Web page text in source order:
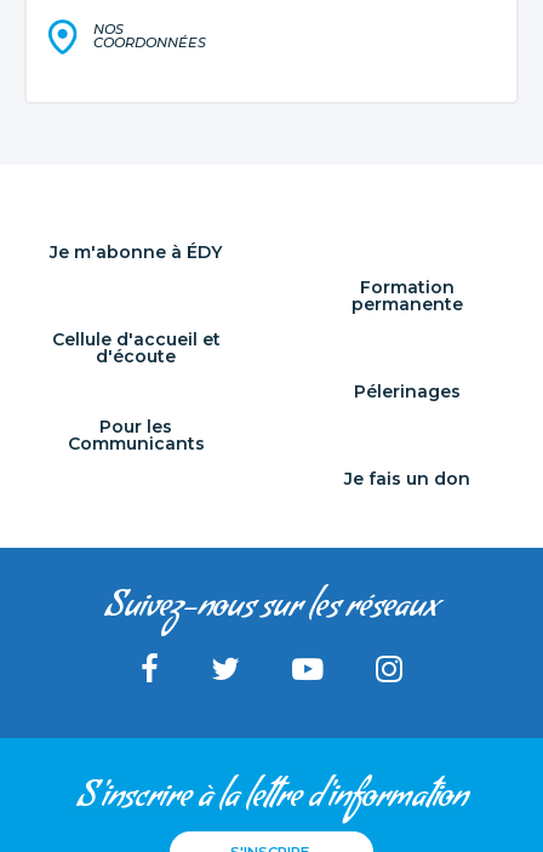
NOS
COORDONNÉES
Je m'abonne à ÉDY
Formation
permanente
Cellule d'accueil et
d'écoute
Pélerinages
Pour les
Communicants
Je fais un don
Suivez-nous sur les réseaux
S'inscrire à la lettre d'information